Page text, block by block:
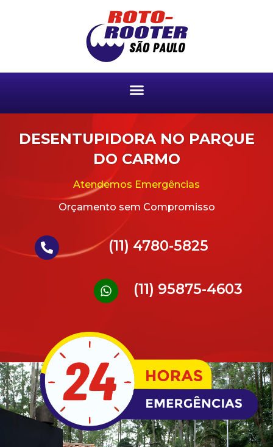
DESENTUPIDORA NO PARQUE
DO CARMO
Atendemos Emergências
Orçamento sem Compromisso
(11) 4780-5825
(11) 95875-4603